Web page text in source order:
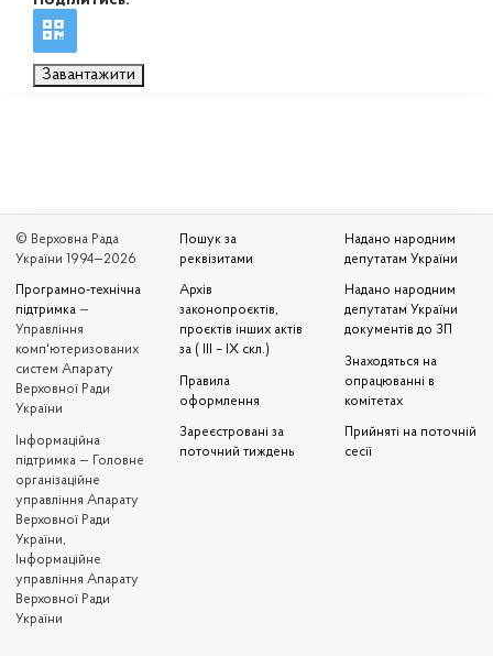
Завантажити
© Верховна Рада
України 1994—2026
Програмно-технічна
підтримка —
Управління
комп'ютеризованих
систем Апарату
Верховної Ради
України
Iнформаційна
підтримка — Головне
організаційне
управління Апарату
Верховної Ради
України,
Інформаційне
управління Апарату
Верховної Ради
України
Пошук за
реквізитами
Архів
законопроєктів,
проєктів інших актів
за ( III – IX скл.)
Правила
оформлення
Зареєстровані за
поточний тиждень
Надано народним
депутатам України
Надано народним
депутатам України
документів до ЗП
Знаходяться на
опрацюванні в
комітетах
Прийняті на поточній
сесії